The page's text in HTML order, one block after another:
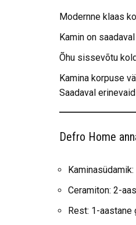
Modernne klaas
Kamin on
Õhu sissevõtu
Kamina korpuse
Saadaval
Defro Home
Ceramiton: 2-
Rest: 1-aastane